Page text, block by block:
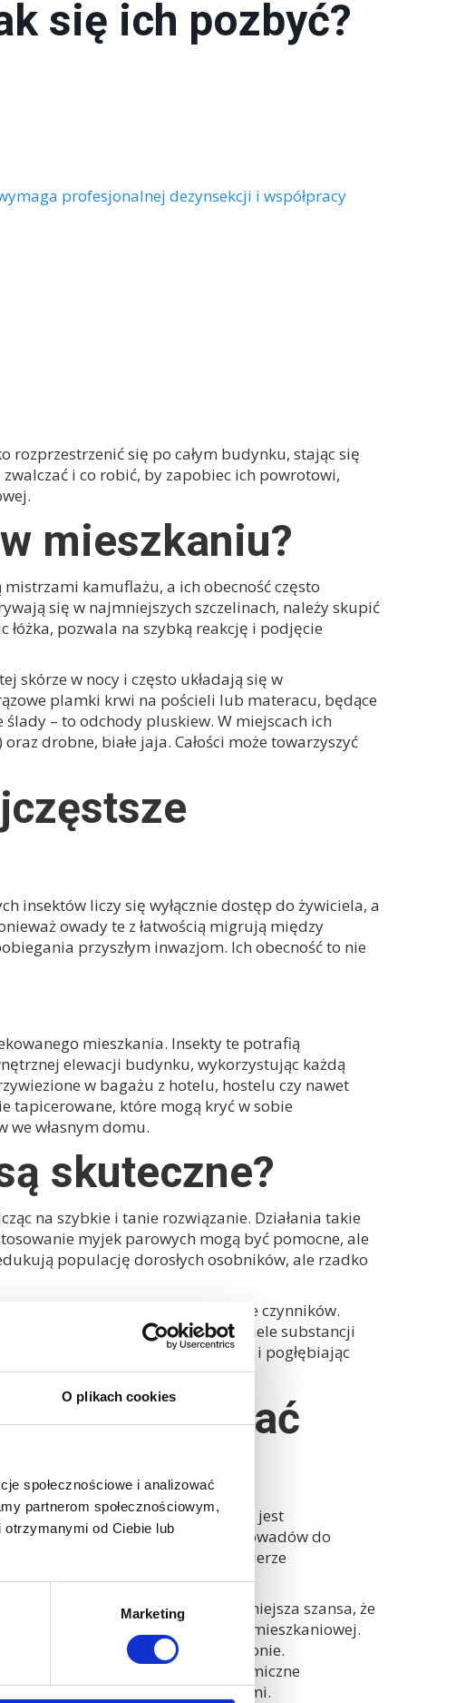
O plikach cookies
społecznościowe i analizować
partnerom społecznościowym,
od Ciebie lub
Marketing
się ich pozbyć?
profesjonalnej dezynsekcji i współpracy
się po całym budynku, stając się
i co robić, by zapobiec ich powrotowi,
mieszkaniu?
kamuflażu, a ich obecność często
się w najmniejszych szczelinach, należy skupić
łóżka, pozwala na szybką reakcję i podjęcie
skórze w nocy i często układają się w
plamki krwi na pościeli lub materacu, będące
– to odchody pluskiew. W miejscach ich
drobne, białe jaja. Całości może towarzyszyć
insektów liczy się wyłącznie dostęp do żywiciela, a
owady te z łatwością migrują między
przyszłym inwazjom. Ich obecność to nie
mieszkania. Insekty te potrafią
elewacji budynku, wykorzystując każdą
w bagażu z hotelu, hostelu czy nawet
tapicerowane, które mogą kryć w sobie
we własnym domu.
skuteczne?
na szybkie i tanie rozwiązanie. Działania takie
myjek parowych mogą być pomocne, ale
populację dorosłych osobników, ale rzadko
jaj, które są odporne na wiele czynników.
wykształciły odporność na wiele substancji
je do szukania nowych kryjówek i pogłębiając
nie ich zamiennik.
kiedy wezwać
dezynsekcja, deratyzacja) jest
porażkę ze względu na zdolność owadów do
Specjalista nie tylko dobierze
jego wykonaniu.
rozpocznie się działania, tym mniejsza szansa, że
budynku lub spółdzielni mieszkaniowej.
pluskwy w mieszkaniu i całym pionie.
ULV oraz metody termiczne
pluskwy, włącznie z jajami.